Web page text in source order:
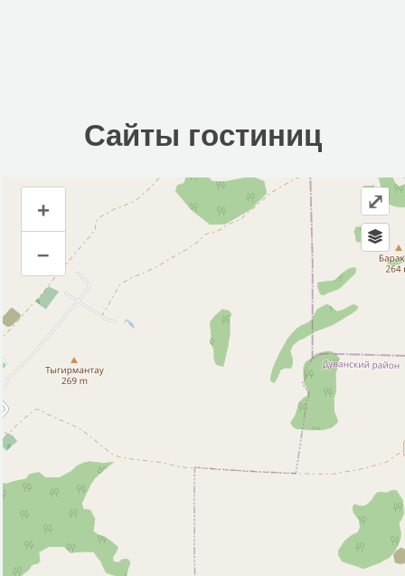
Сайты гостиниц
Сайты гостиниц
Инфраструктура
Автомойка (3)
Автопарковка (5)
Автостанция, автовокзал (1)
Банк (3)
Больница (1)
Кинотеатр (1)
Магазин (28)
Мечеть (1)
Парк, сквер (2)
Почта (1)
Рынок, базар (1)
Театр (1)
Фастфуд (1)
+
–
⤢